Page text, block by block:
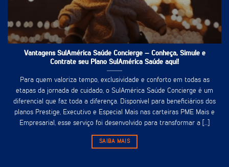
Vantagens SulAmérica Saúde Concierge – Conheça, Simule e
Contrate seu Plano SulAmérica Saúde aqui!
Para quem valoriza tempo, exclusividade e conforto em todas as
etapas da jornada de cuidado, o SulAmérica Saúde Concierge é um
diferencial que faz toda a diferença. Disponível para beneficiários dos
planos Prestige, Executivo e Especial Mais nas carteiras PME Mais e
Empresarial, esse serviço foi desenvolvido para transformar a [...]
SAIBA MAIS